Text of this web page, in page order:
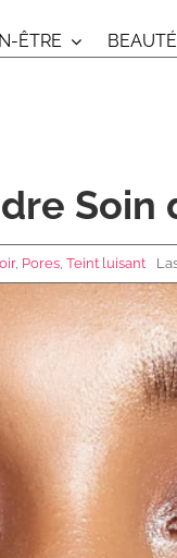
ÊTRE BEAUTÉ
Soin
, Pores, Teint luisant